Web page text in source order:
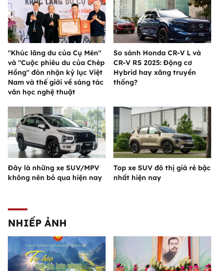
"Khúc lãng du của Cụ Mén"
và "Cuộc phiêu du của Chép
Hồng" đón nhận kỷ lục Việt
Nam và thế giới về sáng tác
văn học nghệ thuật
So sánh Honda CR-V L và
CR-V RS 2025: Động cơ
Hybrid hay xăng truyền
thống?
Đây là những xe SUV/MPV
không nên bỏ qua hiện nay
Top xe SUV đô thị giá rẻ bậc
nhất hiện nay
NHIẾP ẢNH